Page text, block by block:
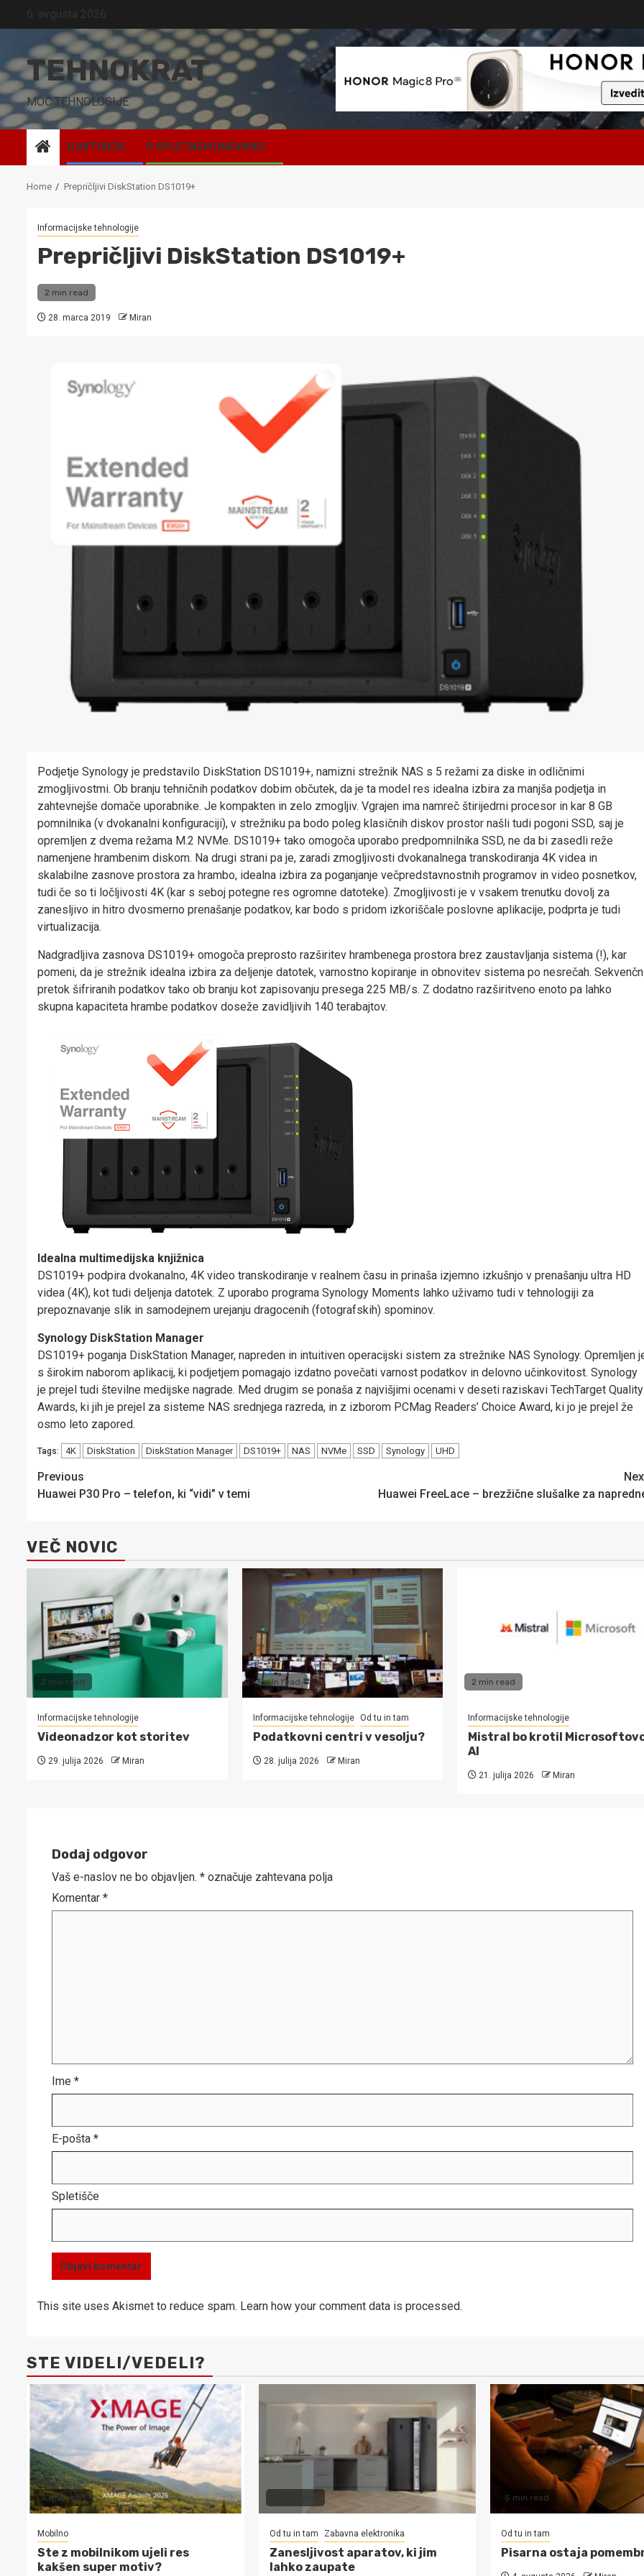
6. avgusta 2026
TEHNOKRAT
MOČ TEHNOLOGIJE.
O AVTORJU O SPLETNEM DNEVNIKU
Home Prepričljivi DiskStation DS1019+
Informacijske tehnologije
Prepričljivi DiskStation DS1019+
2 min read
28. marca 2019 Miran
Podjetje Synology je predstavilo DiskStation DS1019+, namizni strežnik NAS s 5 režami za diske in odličnimi
zmogljivostmi. Ob branju tehničnih podatkov dobim občutek, da je ta model res idealna izbira za manjša podjetja in
zahtevnejše domače uporabnike. Je kompakten in zelo zmogljiv. Vgrajen ima namreč štirijedrni procesor in kar 8 GB
pomnilnika (v dvokanalni konfiguraciji), v strežniku pa bodo poleg klasičnih diskov prostor našli tudi pogoni SSD, saj je
opremljen z dvema režama M.2 NVMe. DS1019+ tako omogoča uporabo predpomnilnika SSD, ne da bi zasedli reže
namenjene hrambenim diskom. Na drugi strani pa je, zaradi zmogljivosti dvokanalnega transkodiranja 4K videa in
skalabilne zasnove prostora za hrambo, idealna izbira za poganjanje večpredstavnostnih programov in video posnetkov,
tudi če so ti ločljivosti 4K (kar s seboj potegne res ogromne datoteke). Zmogljivosti je v vsakem trenutku dovolj za
zanesljivo in hitro dvosmerno prenašanje podatkov, kar bodo s pridom izkoriščale poslovne aplikacije, podprta je tudi
virtualizacija.
Nadgradljiva zasnova DS1019+ omogoča preprosto razširitev hrambenega prostora brez zaustavljanja sistema (!), kar
pomeni, da je strežnik idealna izbira za deljenje datotek, varnostno kopiranje in obnovitev sistema po nesrečah.
pretok šifriranih podatkov tako ob branju kot zapisovanju presega 225 MB/s. Z dodatno razširitveno enoto pa lahko
skupna kapaciteta hrambe podatkov doseže zavidljivih 140 terabajtov.
Idealna multimedijska knjižnica
DS1019+ podpira dvokanalno, 4K video transkodiranje v realnem času in prinaša izjemno izkušnjo v prenašanju ultra HD
videa (4K), kot tudi deljenja datotek. Z uporabo programa Synology Moments lahko uživamo tudi v tehnologiji za
prepoznavanje slik in samodejnem urejanju dragocenih (fotografskih) spominov.
Synology DiskStation Manager
DS1019+ poganja DiskStation Manager, napreden in intuitiven operacijski sistem za strežnike NAS Synology. Opremljen
s širokim naborom aplikacij, ki podjetjem pomagajo izdatno povečati varnost podatkov in delovno učinkovitost. Synology
je prejel tudi številne medijske nagrade. Med drugim se ponaša z najvišjimi ocenami v deseti raziskavi TechTarget Quality
Awards, ki jih je prejel za sisteme NAS srednjega razreda, in z izborom PCMag Readers’ Choice Award, ki jo je prejel že
osmo leto zapored.
Tags: 4K DiskStation DiskStation Manager DS1019+ NAS NVMe SSD Synology UHD
Post
navigation
Previous
Huawei P30 Pro – telefon, ki “vidi” v temi
Huawei FreeLace – brezžične slušalke za
VEČ NOVIC
2 min read
Informacijske tehnologije
Videonadzor kot storitev
29. julija 2026 Miran
6 min read
Informacijske tehnologije Od tu in tam
Podatkovni centri v vesolju?
28. julija 2026 Miran
2 min read
Informacijske tehnologije
Mistral bo krotil
AI
21. julija 2026 Miran
Dodaj odgovor
Vaš e-naslov ne bo objavljen. * označuje zahtevana polja
Komentar *
Ime *
E-pošta *
Spletišče
This site uses Akismet to reduce spam. Learn how your comment data is processed.
STE VIDELI/VEDELI?
3 min read
Mobilno
Ste z mobilnikom ujeli res
kakšen super motiv?
Od tu in tam Zabavna elektronika
Zanesljivost aparatov, ki jim
lahko zaupate
5 min read
Od tu in tam
Pisarna ostaja